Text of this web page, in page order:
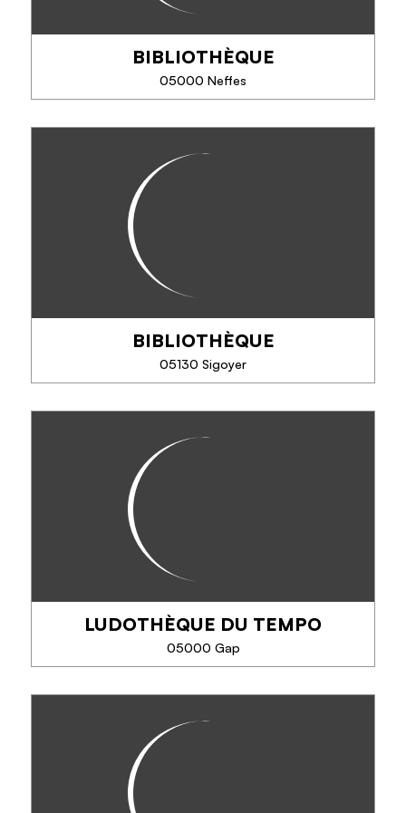
EN SAVOIR PLUS
BIBLIOTHÈQUE
05000 Neffes
TÉLÉPHONE
EN SAVOIR PLUS
BIBLIOTHÈQUE
05130 Sigoyer
EN SAVOIR PLUS
LUDOTHÈQUE DU TEMPO
05000 Gap
La ludothèque est un vrai paradis du jeu dans
lequel on trouve sur place des jeux en tout genre
pour petits et grands.